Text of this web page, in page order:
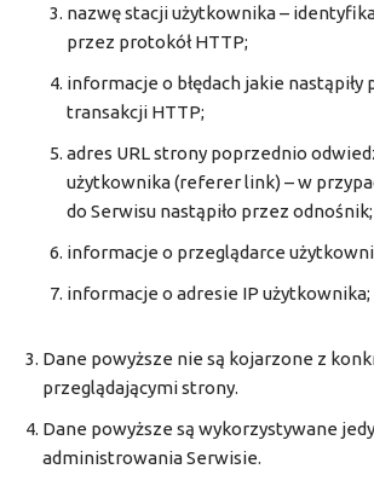
nazwę stacji użytkownika –
przez protokół HTTP;
informacje o błędach jakie nastąpiły
transakcji HTTP;
adres URL strony poprzednio
użytkownika (referer link) – w
do Serwisu nastąpiło przez odnośnik;
informacje o przeglądarce
informacje o adresie IP użytkownika;
Dane powyższe nie są kojarzone z
przeglądającymi strony.
Dane powyższe są wykorzystywane
administrowania Serwisie.